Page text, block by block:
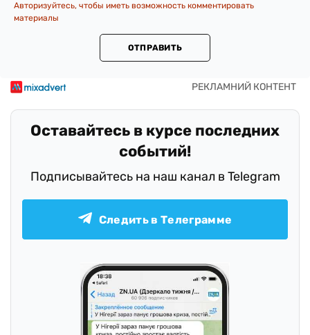
Авторизуйтесь, чтобы иметь возможность комментировать
материалы
ОТПРАВИТЬ
Оставайтесь в курсе последних
событий!
Подписывайтесь на наш канал в Telegram
Следить в Телеграмме